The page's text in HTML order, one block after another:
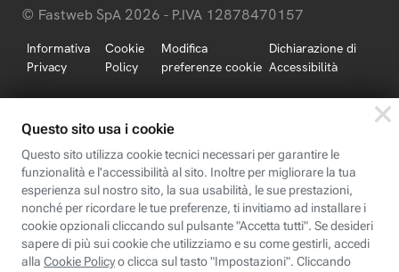
© Fastweb SpA 2026 - P.IVA 12878470157
Informativa
Privacy
Cookie
Policy
Modifica
preferenze cookie
Dichiarazione di
Accessibilità